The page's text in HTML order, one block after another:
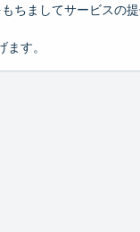
ちましてサービスの
す。